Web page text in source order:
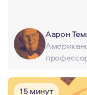
Аарон
15 минут